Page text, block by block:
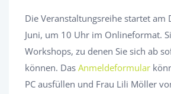
Die Veranstaltungsreihe startet am
Juni, um 10 Uhr im Onlineformat.
Workshops, zu denen Sie sich ab
können. Das Anmeldeformular
PC ausfüllen und Frau Lili Möller